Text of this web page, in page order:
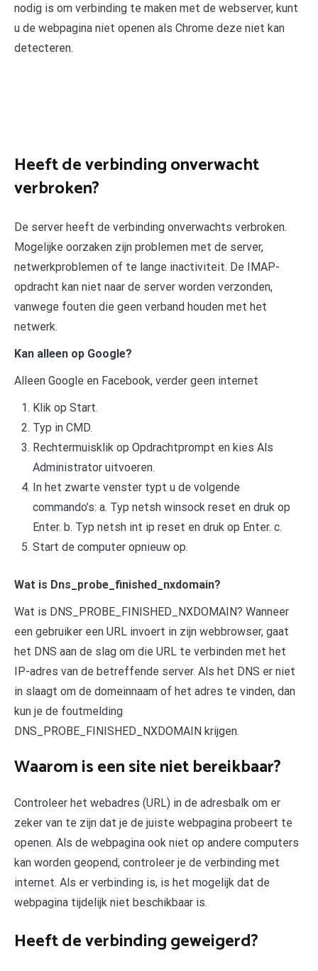
nodig is om verbinding te maken met de webserver, kunt
u de webpagina niet openen als Chrome deze niet kan
detecteren.
Heeft de verbinding onverwacht
verbroken?
De server heeft de verbinding onverwachts verbroken.
Mogelijke oorzaken zijn problemen met de server,
netwerkproblemen of te lange inactiviteit. De IMAP-
opdracht kan niet naar de server worden verzonden,
vanwege fouten die geen verband houden met het
netwerk.
Kan alleen op Google?
Alleen Google en Facebook, verder geen internet
Klik op Start.
Typ in CMD.
Rechtermuisklik op Opdrachtprompt en kies Als
Administrator uitvoeren.
In het zwarte venster typt u de volgende
commando’s: a. Typ netsh winsock reset en druk op
Enter. b. Typ netsh int ip reset en druk op Enter. c.
Start de computer opnieuw op.
Wat is Dns_probe_finished_nxdomain?
Wat is DNS_PROBE_FINISHED_NXDOMAIN? Wanneer
een gebruiker een URL invoert in zijn webbrowser, gaat
het DNS aan de slag om die URL te verbinden met het
IP-adres van de betreffende server. Als het DNS er niet
in slaagt om de domeinnaam of het adres te vinden, dan
kun je de foutmelding
DNS_PROBE_FINISHED_NXDOMAIN krijgen.
Waarom is een site niet bereikbaar?
Controleer het webadres (URL) in de adresbalk om er
zeker van te zijn dat je de juiste webpagina probeert te
openen. Als de webpagina ook niet op andere computers
kan worden geopend, controleer je de verbinding met
internet. Als er verbinding is, is het mogelijk dat de
webpagina tijdelijk niet beschikbaar is.
Heeft de verbinding geweigerd?